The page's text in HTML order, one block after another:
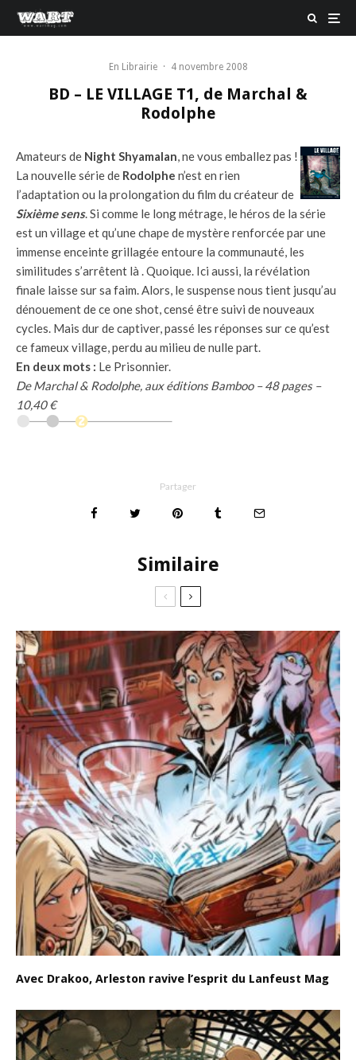
En Librairie · 4 novembre 2008
BD – LE VILLAGE T1, de Marchal &
Rodolphe
Amateurs de Night Shyamalan, ne vous emballez pas !
La nouvelle série de Rodolphe n’est en rien
l’adaptation ou la prolongation du film du créateur de
Sixième sens. Si comme le long métrage, le héros de la série
est un village et qu’une chape de mystère renforcée par une
immense enceinte grillagée entoure la communauté, les
similitudes s’arrêtent là . Quoique. Ici aussi, la révélation
finale laisse sur sa faim. Alors, le suspense nous tient jusqu’au
dénouement de ce one shot, censé être suivi de nouveaux
cycles. Mais dur de captiver, passé les réponses sur ce qu’est
ce fameux village, perdu au milieu de nulle part.
En deux mots : Le Prisonnier.
De Marchal & Rodolphe, aux éditions Bamboo – 48 pages –
10,40 €
Partager
Similaire
Avec Drakoo, Arleston ravive l’esprit du Lanfeust Mag